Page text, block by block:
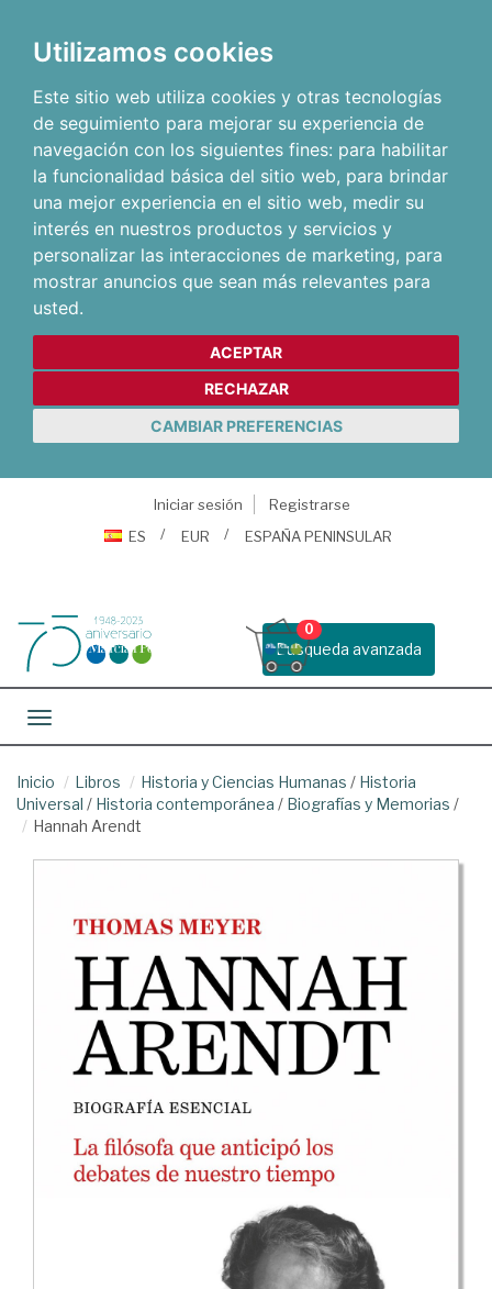
Utilizamos cookies
Este sitio web utiliza cookies y otras tecnologías
de seguimiento para mejorar su experiencia de
navegación con los siguientes fines: para habilitar
la funcionalidad básica del sitio web, para brindar
una mejor experiencia en el sitio web, medir su
interés en nuestros productos y servicios y
personalizar las interacciones de marketing, para
mostrar anuncios que sean más relevantes para
usted.
ACEPTAR
RECHAZAR
CAMBIAR PREFERENCIAS
Iniciar sesión
Registrarse
ES
EUR ESPAÑA PENINSULAR
Busqueda avanzada
0
Toggle navigation
Inicio Libros Historia y Ciencias Humanas / Historia
Universal / Historia contemporánea / Biografías y Memorias /
Hannah Arendt